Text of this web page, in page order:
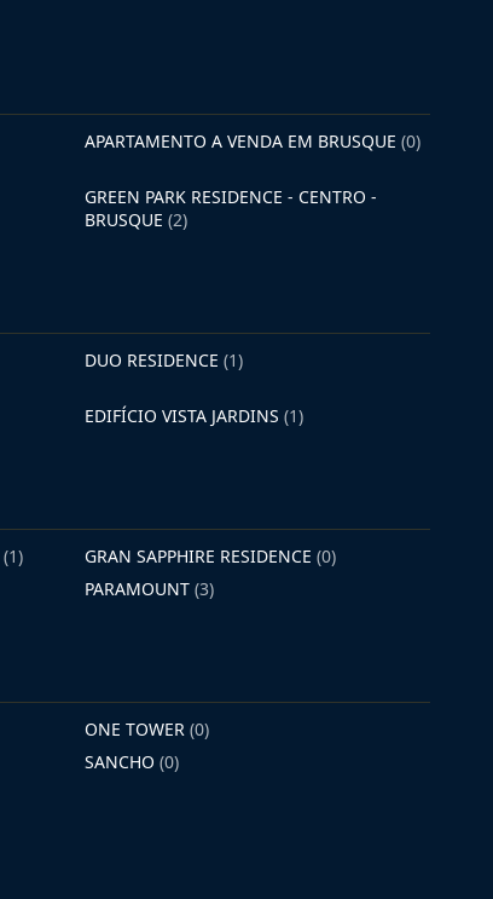
APARTAMENTO A VENDA EM BRUSQUE (0)
GREEN PARK RESIDENCE - CENTRO -
BRUSQUE (2)
DUO RESIDENCE (1)
EDIFÍCIO VISTA JARDINS (1)
(1) GRAN SAPPHIRE RESIDENCE (0)
PARAMOUNT (3)
ONE TOWER (0)
SANCHO (0)